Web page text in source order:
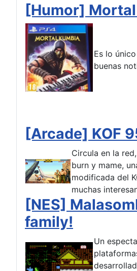
[Humor]
Es lo
buenas
[Arcade] KOF
Circula en la
burn y mame,
modificada del
muchas
[NES]
family!
Un